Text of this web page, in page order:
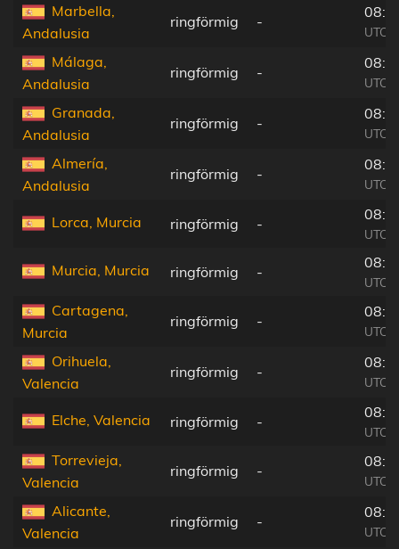
Marbella,
Andalusia
ringförmig -
Málaga,
Andalusia
ringförmig -
Granada,
Andalusia
ringförmig -
Almería,
Andalusia
ringförmig -
Lorca, Murcia ringförmig -
Murcia, Murcia ringförmig -
Cartagena,
Murcia
ringförmig -
Orihuela,
Valencia
ringförmig -
Elche, Valencia ringförmig -
Torrevieja,
Valencia
ringförmig -
Alicante,
Valencia
ringförmig -